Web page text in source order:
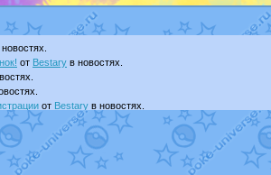
от Bestary в новостях.
от Bestary в новостях.
в фанарте.
в фанарте.
Randomon
в фанарте.
в фанарте.